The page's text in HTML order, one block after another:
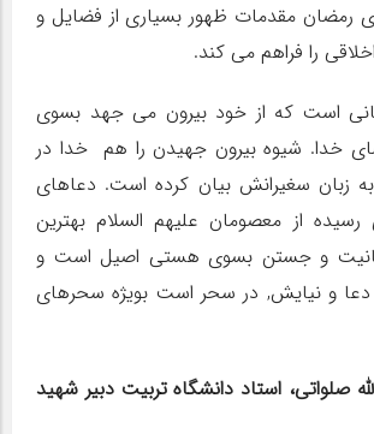
رمضان مقدمات ظهور بسیاری از فضایل و
را فراهم می کند.
است که از خود بیرون می جهد بسوی
خدا. شیوه بیرون جهیدن را هم خدا در
زبان سغیرانش بیان کرده است. دعاهای
از معصومان علیهم السلام بهترین
و جستن بسوی هستی اصیل است و
دعا و نیایش, در سحر است بویژه سحرهای
صلواتی، استاد دانشگاه تربیت دبیر شهید